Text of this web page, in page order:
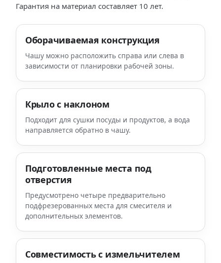
Гарантия на материал составляет 10 лет.
Оборачиваемая конструкция
Чашу можно расположить справа или слева в
зависимости от планировки рабочей зоны.
Крыло с наклоном
Подходит для сушки посуды и продуктов, а вода
направляется обратно в чашу.
Подготовленные места под
отверстия
Предусмотрено четыре предварительно
подфрезерованных места для смесителя и
дополнительных элементов.
Совместимость с измельчителем